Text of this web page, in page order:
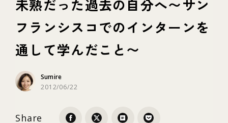
未熟だった過去の自分へ〜サン
フランシスコでのインターンを
通して学んだこと〜
Sumire
2012/06/22
Share